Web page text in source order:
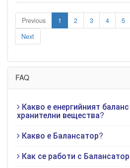
Previous 1 2 3 4 5
Next
FAQ
Какво е енергийният
хранителни вещества?
Какво е Балансатор?
Как се работи с